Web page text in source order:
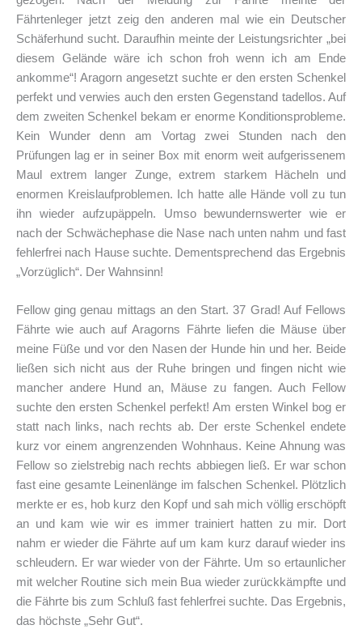
Fährtenleger jetzt zeig den anderen mal wie ein Deutscher
Schäferhund sucht. Daraufhin meinte der Leistungsrichter „bei
diesem Gelände wäre ich schon froh wenn ich am Ende
ankomme“! Aragorn angesetzt suchte er den ersten Schenkel
perfekt und verwies auch den ersten Gegenstand tadellos. Auf
dem zweiten Schenkel bekam er enorme Konditionsprobleme.
Kein Wunder denn am Vortag zwei Stunden nach den
Prüfungen lag er in seiner Box mit enorm weit aufgerissenem
Maul extrem langer Zunge, extrem starkem Hächeln und
enormen Kreislaufproblemen. Ich hatte alle Hände voll zu tun
ihn wieder aufzupäppeln. Umso bewundernswerter wie er
nach der Schwächephase die Nase nach unten nahm und fast
fehlerfrei nach Hause suchte. Dementsprechend das Ergebnis
„Vorzüglich“. Der Wahnsinn!
Fellow ging genau mittags an den Start. 37 Grad! Auf Fellows
Fährte wie auch auf Aragorns Fährte liefen die Mäuse über
meine Füße und vor den Nasen der Hunde hin und her. Beide
ließen sich nicht aus der Ruhe bringen und fingen nicht wie
mancher andere Hund an, Mäuse zu fangen. Auch Fellow
suchte den ersten Schenkel perfekt! Am ersten Winkel bog er
statt nach links, nach rechts ab. Der erste Schenkel endete
kurz vor einem angrenzenden Wohnhaus. Keine Ahnung was
Fellow so zielstrebig nach rechts abbiegen ließ. Er war schon
fast eine gesamte Leinenlänge im falschen Schenkel. Plötzlich
merkte er es, hob kurz den Kopf und sah mich völlig erschöpft
an und kam wie wir es immer trainiert hatten zu mir. Dort
nahm er wieder die Fährte auf um kam kurz darauf wieder ins
schleudern. Er war wieder von der Fährte. Um so ertaunlicher
mit welcher Routine sich mein Bua wieder zurückkämpfte und
die Fährte bis zum Schluß fast fehlerfrei suchte. Das Ergebnis,
das höchste „Sehr Gut“.